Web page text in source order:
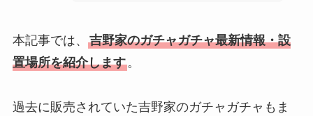
本記事では、 吉野家のガチャガチャ最新情報・設
置場所を紹介します。
過去に販売されていた吉野家のガチャガチャもま